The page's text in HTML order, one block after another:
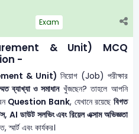
Exam
& Unit) MCQ
-
& Unit) নিয়োগ (Job) পরীক্ষার
ব্যাখ্যা ও সমাধানখুঁজছেন? তাহলে আপনি
Question Bank, যেখানে রয়েছে বিগত
AI ডাউট সলভিং এবং রিয়েল এক্সাম অভিজ্ঞতা
এবং কার্যকর।